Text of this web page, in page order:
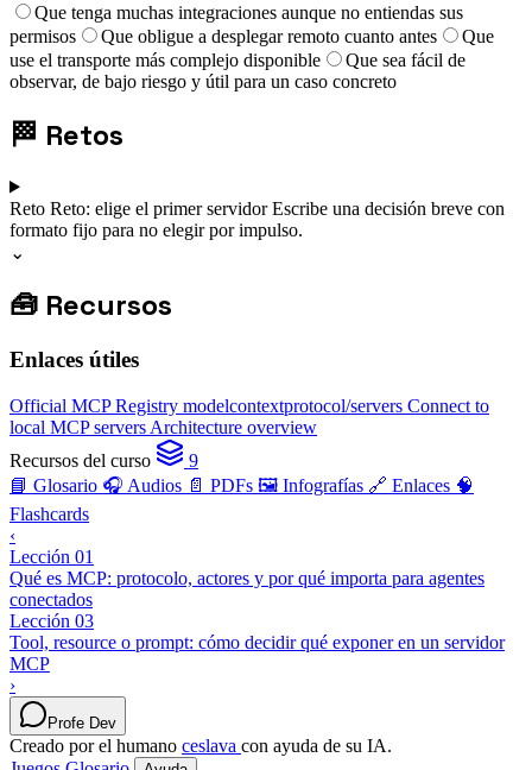
Que tenga muchas integraciones aunque no entiendas sus
permisos
Que obligue a desplegar remoto cuanto antes
Que
use el transporte más complejo disponible
Que sea fácil de
observar, de bajo riesgo y útil para un caso concreto
🏁 Retos
Reto Reto: elige el primer servidorEscribe una decisión breve con
formato fijo para no elegir por impulso.
⌄
🧰 Recursos
Enlaces útiles
Official MCP Registry modelcontextprotocol/servers Connect to
local MCP servers Architecture overview
Recursos del curso
9
📘 Glosario 🎧 Audios 📄 PDFs 🖼️ Infografías 🔗 Enlaces 🧠
Flashcards
‹
Lección 01
Qué es MCP: protocolo, actores y por qué importa para agentes
conectados
Lección 03
Tool, resource o prompt: cómo decidir qué exponer en un servidor
MCP
›
Profe Dev
Creado por el humano ceslava con ayuda de su IA.